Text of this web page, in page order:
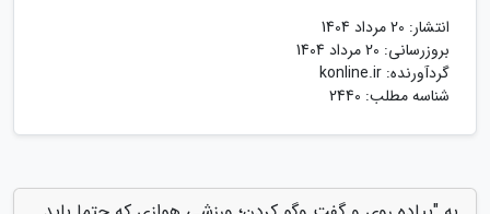
انتشار: 20 مرداد 1404
بروزرسانی: 20 مرداد 1404
گردآورنده: konline.ir
شناسه مطلب: 2440